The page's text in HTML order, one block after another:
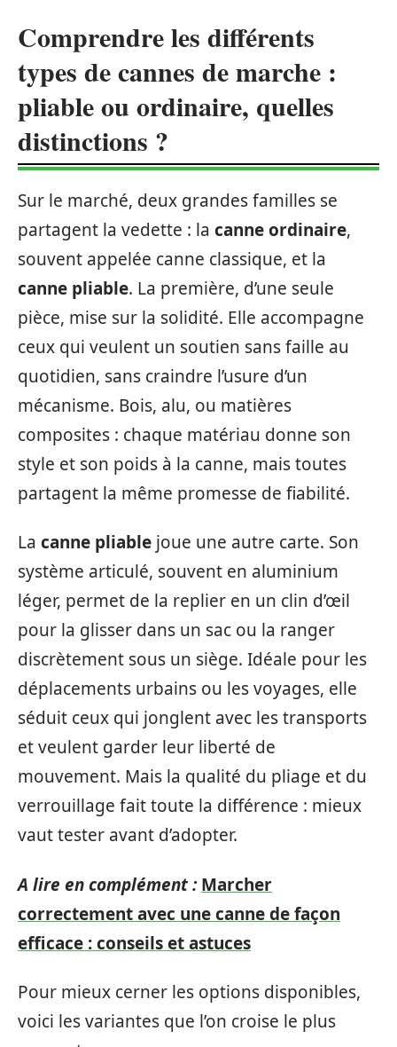
Comprendre les différents
types de cannes de marche :
pliable ou ordinaire, quelles
distinctions ?
Sur le marché, deux grandes familles se
partagent la vedette : la canne ordinaire,
souvent appelée canne classique, et la
canne pliable. La première, d’une seule
pièce, mise sur la solidité. Elle accompagne
ceux qui veulent un soutien sans faille au
quotidien, sans craindre l’usure d’un
mécanisme. Bois, alu, ou matières
composites : chaque matériau donne son
style et son poids à la canne, mais toutes
partagent la même promesse de fiabilité.
La canne pliable joue une autre carte. Son
système articulé, souvent en aluminium
léger, permet de la replier en un clin d’œil
pour la glisser dans un sac ou la ranger
discrètement sous un siège. Idéale pour les
déplacements urbains ou les voyages, elle
séduit ceux qui jonglent avec les transports
et veulent garder leur liberté de
mouvement. Mais la qualité du pliage et du
verrouillage fait toute la différence : mieux
vaut tester avant d’adopter.
A lire en complément : Marcher
correctement avec une canne de façon
efficace : conseils et astuces
Pour mieux cerner les options disponibles,
voici les variantes que l’on croise le plus